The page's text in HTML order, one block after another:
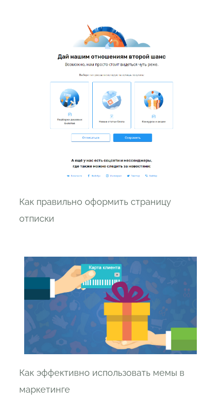
Как правильно оформить страницу
отписки
Как эффективно использовать мемы в
маркетинге